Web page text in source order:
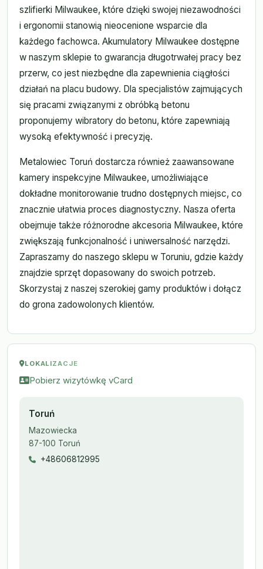
szlifierki Milwaukee, które dzięki swojej niezawodności
i ergonomii stanowią nieocenione wsparcie dla
każdego fachowca. Akumulatory Milwaukee dostępne
w naszym sklepie to gwarancja długotrwałej pracy bez
przerw, co jest niezbędne dla zapewnienia ciągłości
działań na placu budowy. Dla specjalistów zajmujących
się pracami związanymi z obróbką betonu
proponujemy wibratory do betonu, które zapewniają
wysoką efektywność i precyzję.
Metalowiec Toruń dostarcza również zaawansowane
kamery inspekcyjne Milwaukee, umożliwiające
dokładne monitorowanie trudno dostępnych miejsc, co
znacznie ułatwia proces diagnostyczny. Nasza oferta
obejmuje także różnorodne akcesoria Milwaukee, które
zwiększają funkcjonalność i uniwersalność narzędzi.
Zapraszamy do naszego sklepu w Toruniu, gdzie każdy
znajdzie sprzęt dopasowany do swoich potrzeb.
Skorzystaj z naszej szerokiej gamy produktów i dołącz
do grona zadowolonych klientów.
LOKALIZACJE
Pobierz wizytówkę vCard
Toruń
Mazowiecka
87-100 Toruń
+48606812995